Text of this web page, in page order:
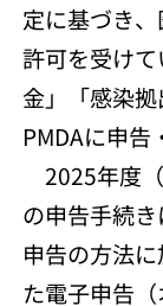
定に基づき
許可を受け
金」「感染
PMDAに申告
2025年度
の申告手続
申告の方法
た電子申告